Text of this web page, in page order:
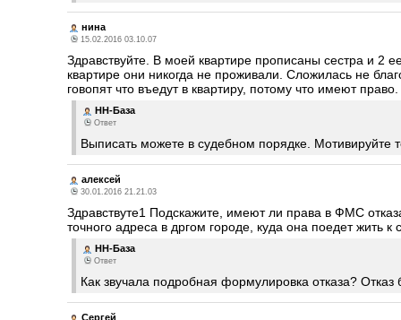
нина
15.02.2016 03.10.07
Здравствуйте. В моей квартире прописаны сестра и 2
квартире они никогда не проживали. Сложилась не
говопят что въедут в квартиру, потому что имеют
НН-База
Ответ
Выписать можете в судебном порядке. Мотивируйте
алексей
30.01.2016 21.21.03
Здравствуте1 Подскажите, имеют ли права в ФМС
точного адреса в дргом городе, куда она поедет жить
НН-База
Ответ
Как звучала подробная формулировка отказа?
Сергей